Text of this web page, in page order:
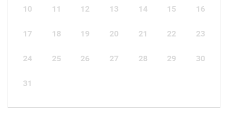
10 11 12 13 14 15 16
17 18 19 20 21 22 23
24 25 26 27 28 29 30
31